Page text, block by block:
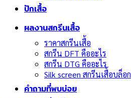
ปักเสื้อ
ผลงานสกรีนเสื้อ
ราคาสกรีนเสื้อ
สกรีน DFT คืออะไร
สกรีน DTG คืออะไร
Silk screen สกรีนเสื้อบล็อก
คำถามที่พบบ่อย